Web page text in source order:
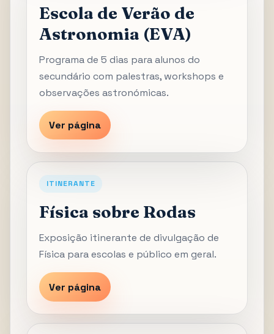
Escola de Verão de
Astronomia (EVA)
Programa de 5 dias para alunos do
secundário com palestras, workshops e
observações astronómicas.
Ver página
ITINERANTE
Física sobre Rodas
Exposição itinerante de divulgação de
Física para escolas e público em geral.
Ver página